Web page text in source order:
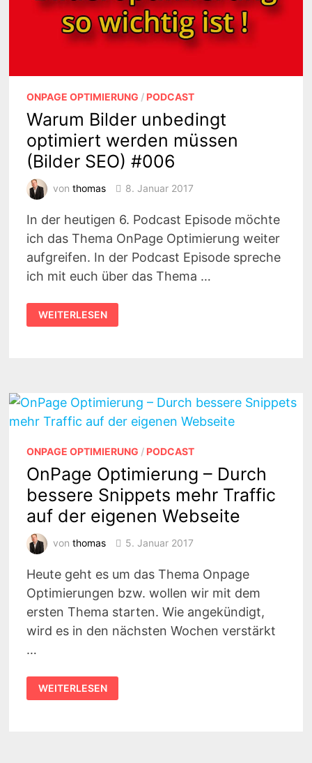
ONPAGE OPTIMIERUNG / PODCAST
Warum Bilder unbedingt
optimiert werden müssen
(Bilder SEO) #006
von thomas 8. Januar 2017
In der heutigen 6. Podcast Episode möchte
ich das Thema OnPage Optimierung weiter
aufgreifen. In der Podcast Episode spreche
ich mit euch über das Thema …
WARUM
BILDER
UNBEDINGT
WEITERLESEN
ONPAGE OPTIMIERUNG / PODCAST
OnPage Optimierung – Durch
bessere Snippets mehr Traffic
auf der eigenen Webseite
von thomas 5. Januar 2017
Heute geht es um das Thema Onpage
Optimierungen bzw. wollen wir mit dem
ersten Thema starten. Wie angekündigt,
wird es in den nächsten Wochen verstärkt
…
ONPAGE
OPTIMIERUNG
–
WEITERLESEN